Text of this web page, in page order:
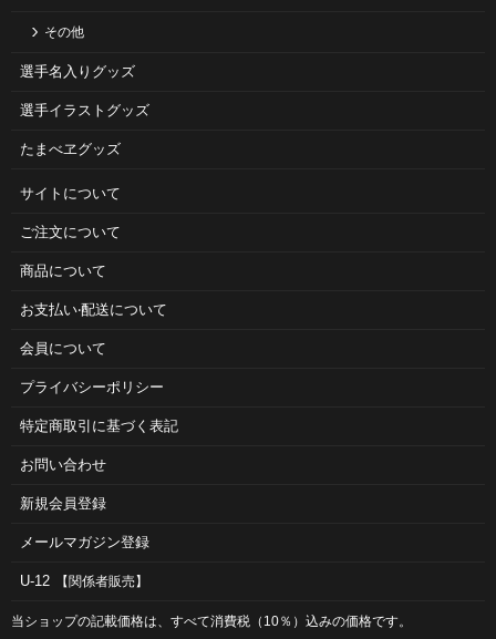
その他
選手名入りグッズ
選手イラストグッズ
たまべヱグッズ
サイトについて
ご注⽂について
商品について
お⽀払い‧配送について
会員について
プライバシーポリシー
特定商取引に基づく表記
お問い合わせ
新規会員登録
メールマガジン登録
U-12 【関係者販売】
当ショップの記載価格は、すべて消費税（10％）込みの価格です。